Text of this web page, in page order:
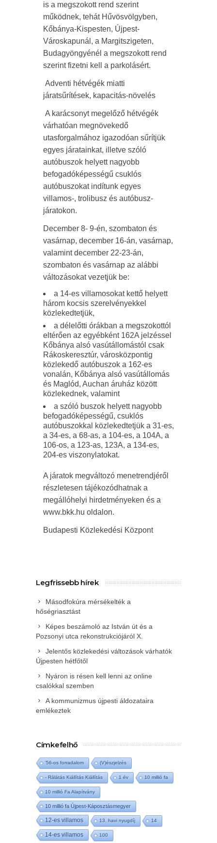
is a megszokott rend szerint
működnek, tehát Hűvösvölgyben,
Kőbánya-Kispesten, Újpest-
Városkapunál, a Margitszigeten,
Budagyöngyénél a megszokott rend
szerint fizetni kell a parkolásért.
Adventi hétvégék miatti
járatsűrítések, kapacitás-növelés
A karácsonyt megelőző hétvégék
várhatóan megnövekedő
utasforgalmához igazodóan sűrítjük
egyes járatainkat, illetve szóló
autóbuszok helyett nagyobb
befogadóképességű csuklós
autóbuszokat indítunk egyes
villamos-, trolibusz és autóbusz-
járatokon.
December 8- 9-én, szombaton és
vasárnap, december 16-án, vasárnap,
valamint december 22-23-án,
szombaton és vasárnap az alábbi
változásokat vezetjük be:
a 14-es villamosokat kettő helyett
három kocsis szerelvényekkel
közlekedtetjük,
a délelőtti órákban a megszokottól
eltérően az egyébként 162A jelzéssel
Kőbánya alsó vasútállomástól csak
Rákoskeresztúr, városközpontig
közlekedő autóbuszok a 162-es
vonalán, Kőbánya alsó vasútállomás
és Maglód, Auchan áruház között
közlekednek, valamint
a szóló buszok helyett nagyobb
befogadóképességű, csuklós
autóbuszokkal közlekedtetjük a 31-es,
a 34-es, a 68-as, a 104-es, a 104A, a
106-os, a 123-as, 123A, a 134-es,
204-es viszonylatokat.
A járatok megváltozó menetrendjéről
részletesen tájékozódhatnak a
megállóhelyi hirdetményeken és a
www.bkk.hu oldalon.
Budapesti Közlekedési Központ
Legfrissebb hírek
Másodfokúra mérsékelték a
hőségriasztást
Képes beszámoló az István út és a
Pozsonyi utca rekonstrukciójáról X.
Jelentős közlekedési változások várhatók
Újpesten hétfőtől
Nyáron is résen kell lenni az online
csalókkal szemben
A kommunizmus újpesti áldozataira
emlékeztek
Címkefelhő
'56-os forradalom (V)észjelzés
- Rálátás Kiállítás Kiállítás 1 év 10 millió fa
10 millió Fa Alapítvány
10 millió fa Újpest-Káposztásmegyer
12-es villamos 13. havi nyugdíj 14
14-es villamos 100